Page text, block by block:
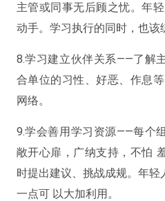
主管或同事无后顾之忧。年
动手。学习执行的同时，也该
8.学习建立伙伴关系——了解
合单位的习性、好恶、作息
网络。
9.学会善用学习资源——每个
敞开心扉，广纳支持，不怕
时提出建议、挑战成规。年
一点可 以大加利用。